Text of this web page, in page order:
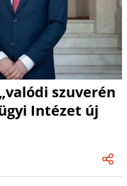
szuverén
Intézet új